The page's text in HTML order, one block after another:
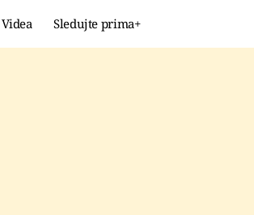
Videa Sledujte prima+